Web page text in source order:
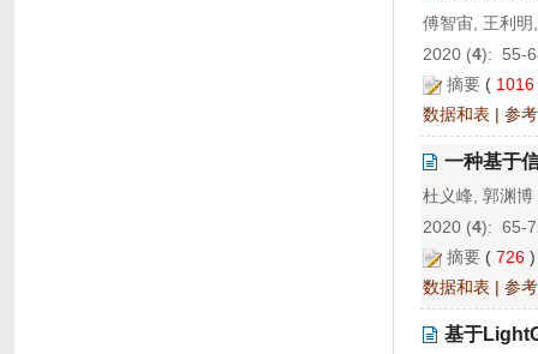
傅智宙, 王利
2020 (4): 55-
摘要 ( 1016
数据和表 | 参
一种基于
杜义峰, 郭渊博
2020 (4): 65-
摘要 ( 726
数据和表 | 参
基于